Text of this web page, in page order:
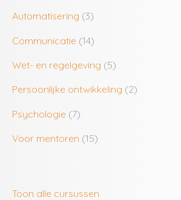
Automatisering (3)
Communicatie (14)
Wet- en regelgeving (5)
Persoonlijke ontwikkeling (2)
Psychologie (7)
Voor mentoren (15)
Toon alle cursussen